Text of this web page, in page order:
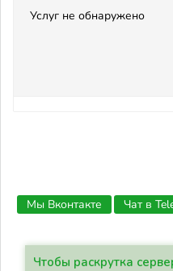
Услуг не обнаружено
Мы Вконтакте Чат в
Чтобы раскрутка